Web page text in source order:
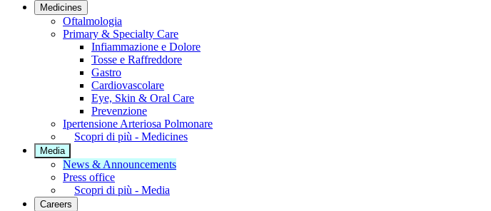
Medicines
Oftalmologia
Primary & Specialty Care
Infiammazione e Dolore
Tosse e Raffreddore
Gastro
Cardiovascolare
Eye, Skin & Oral Care
Prevenzione
Ipertensione Arteriosa Polmonare
Scopri di più - Medicines
Media
News & Announcements
Press office
Scopri di più - Media
Careers